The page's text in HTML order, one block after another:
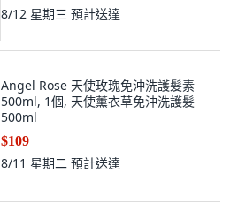
8/12 星期三 預計送達
Angel Rose 天使玫瑰免沖洗護髮素
500ml, 1個, 天使薰衣草免沖洗護髮
500ml
$109
8/11 星期二 預計送達